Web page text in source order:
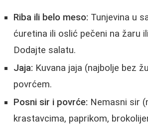
Riba ili belo meso: Tunjevina u
ćuretina ili oslić pečeni na žaru
Dodajte salatu.
Jaja: Kuvana jaja (najbolje bez
povrćem.
Posni sir i povrće: Nemasni sir
krastavcima, paprikom,